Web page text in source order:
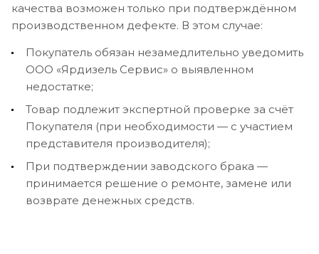
качества возможен только при подтверждённом
производственном дефекте. В этом случае:
Покупатель обязан незамедлительно уведомить
ООО «Ярдизель Сервис» о выявленном
недостатке;
Товар подлежит экспертной проверке за счёт
Покупателя (при необходимости — с участием
представителя производителя);
При подтверждении заводского брака —
принимается решение о ремонте, замене или
возврате денежных средств.